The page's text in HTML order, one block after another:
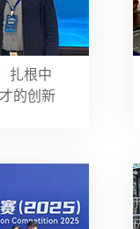
扎根中
的创新